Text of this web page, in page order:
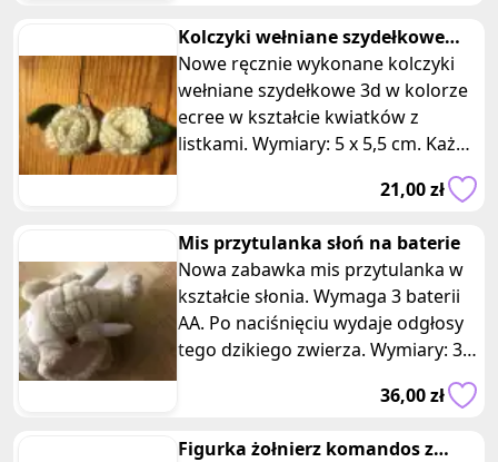
Kolczyki wełniane szydełkowe
kwiatki z listkiem
Nowe ręcznie wykonane kolczyki
wełniane szydełkowe 3d w kolorze
ecree w kształcie kwiatków z
listkami. Wymiary: 5 x 5,5 cm. Każdy
21,00 zł
Mis przytulanka słoń na baterie
Nowa zabawka mis przytulanka w
kształcie słonia. Wymaga 3 baterii
AA. Po naciśnięciu wydaje odgłosy
tego dzikiego zwierza. Wymiary: 38
36,00 zł
Figurka żołnierz komandos z